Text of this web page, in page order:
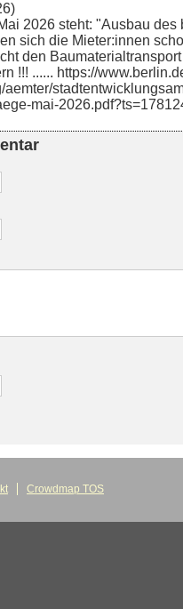
2026 steht: "Ausbau des
sich die Mieter:innen
den
!!! ...... https://
mai-
Crowdmap TOS